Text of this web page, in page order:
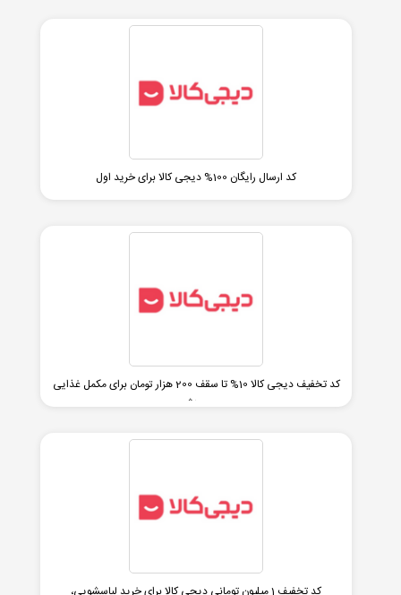
کد ارسال رایگان 100% دیجی کالا برای خرید اول
کد تخفیف دیجی کالا 10% تا سقف 200 هزار تومان برای مکمل غذایی
و ورزشی